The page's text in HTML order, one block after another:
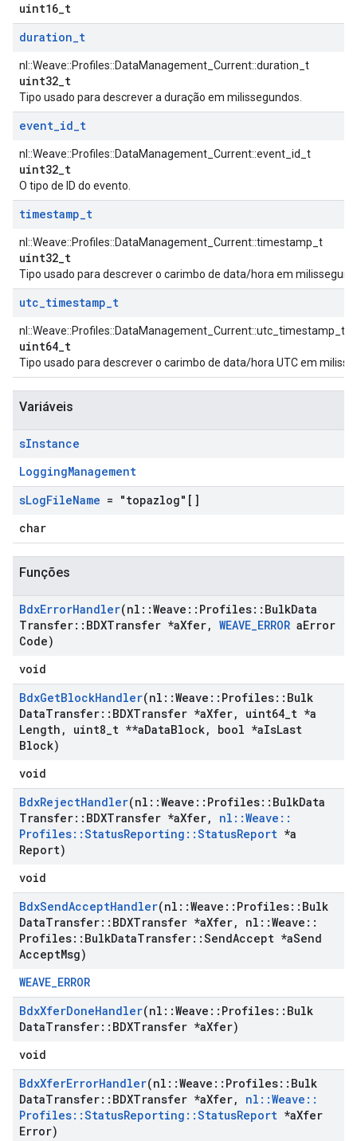
uint16_t
duration_t
nl::Weave::Profiles::DataManagement_Current::duration_t
uint32_t
Tipo usado para descrever a duração em milissegundos.
event_id_t
nl::Weave::Profiles::DataManagement_Current::event_id_t
uint32_t
O tipo de ID do evento.
timestamp_t
nl::Weave::Profiles::DataManagement_Current::timestamp_t
uint32_t
Tipo usado para descrever o carimbo de data/hora em
utc_timestamp_t
nl::Weave::Profiles::DataManagement_Current::utc_timestamp_t
uint64_t
Tipo usado para descrever o carimbo de data/hora UTC em
Variáveis
sInstance
LoggingManagement
sLogFileName = "topazlog"[]
char
Funções
BdxErrorHandler(nl ::Weave :: Profiles:: BulkData
Transfer:: BDXTransfer *aXfer, WEAVE_ERROR aError
Code)
void
BdxGetBlockHandler(nl ::Weave :: Profiles:: Bulk
DataTransfer:: BDXTransfer *aXfer, uint64 t *a
Length , uint8 t **aDataBlock, bool *aIsLast
Block)
void
BdxRejectHandler(nl ::Weave :: Profiles:: BulkData
Transfer:: BDXTransfer *aXfer, nl ::Weave ::
Profiles::StatusReporting ::StatusReport *a
Report)
void
BdxSendAcceptHandler(nl ::Weave :: Profiles:: Bulk
DataTransfer:: BDXTransfer *aXfer, nl ::Weave ::
Profiles:: BulkDataTransfer::SendAccept *aSend
AcceptMsg)
WEAVE_ERROR
BdxXferDoneHandler(nl ::Weave :: Profiles:: Bulk
DataTransfer:: BDXTransfer *aXfer)
void
BdxXferErrorHandler(nl ::Weave :: Profiles:: Bulk
DataTransfer:: BDXTransfer *aXfer, nl ::Weave ::
Profiles::StatusReporting ::StatusReport *aXfer
Error)